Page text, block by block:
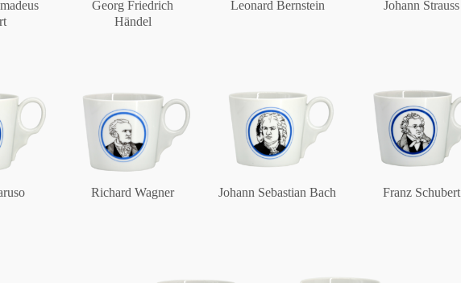
Slumberland
Georg Friedrich
Händel
Leonard Bernstein Johann Strauss
Richard Wagner Johann Sebastian Bach Franz Schubert